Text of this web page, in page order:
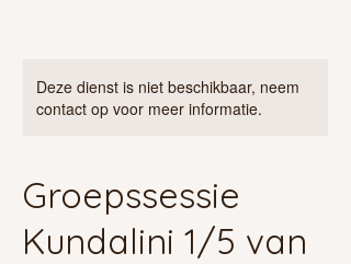
Deze dienst is niet beschikbaar, neem
contact op voor meer informatie.
Groepssessie
Kundalini 1/5 van